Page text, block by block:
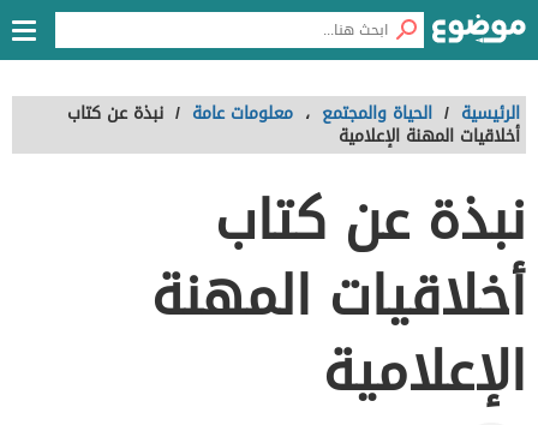
الرئيسية / الحياة والمجتمع ، معلومات عامة / نبذة عن كتاب
أخلاقيات المهنة الإعلامية
نبذة عن كتاب
أخلاقيات المهنة
الإعلامية